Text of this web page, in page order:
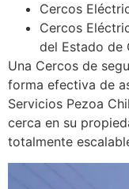
Cercos
Cercos
del Estado de
Una Cercos de
forma efectiva de
Servicios Pezoa
cerca en su
totalmente